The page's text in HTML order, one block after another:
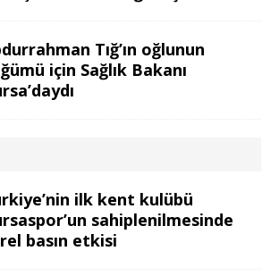
Tığ’ın oğlunun
için Sağlık Bakanı
ilk kent kulübü
sahiplenilmesinde
basın etkisi